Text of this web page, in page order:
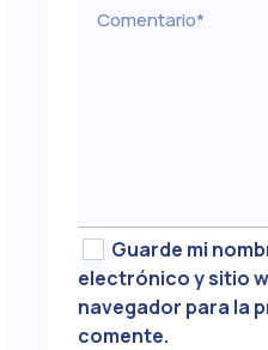
Guarde mi
electrónico y sitio
navegador para la
comente.